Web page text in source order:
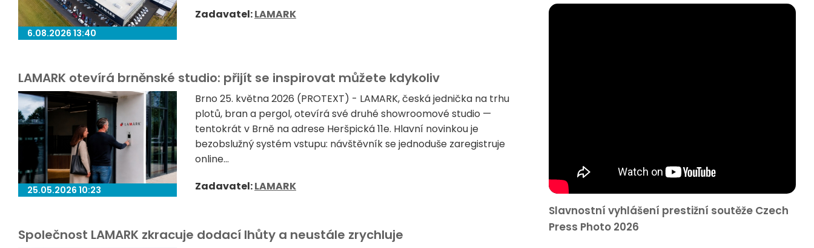
6.08.2026 13:40
Zadavatel:LAMARK
LAMARK otevírá brněnské studio: přijít se inspirovat můžete kdykoliv
25.05.2026 10:23
Brno 25. května 2026 (PROTEXT) - LAMARK, česká jednička na trhu
plotů, bran a pergol, otevírá své druhé showroomové studio —
tentokrát v Brně na adrese Heršpická 11e. Hlavní novinkou je
bezobslužný systém vstupu: návštěvník se jednoduše zaregistruje
online...
Zadavatel:LAMARK
Společnost LAMARK zkracuje dodací lhůty a neustále zrychluje
Slavnostní vyhlášení prestižní soutěže Czech
Press Photo 2026